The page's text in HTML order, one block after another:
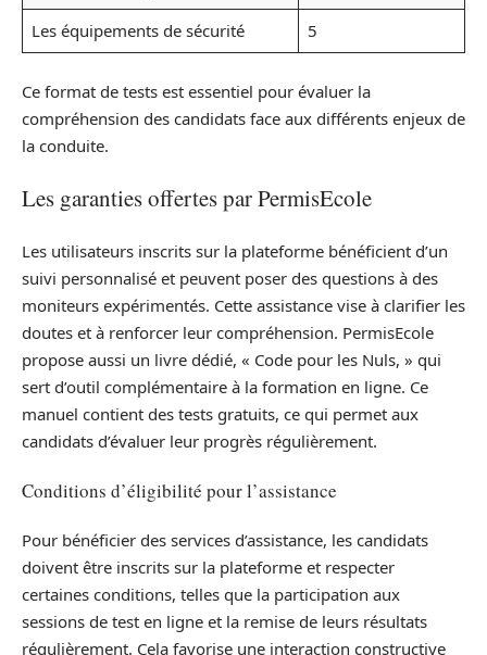
Les équipements de sécurité
5
Ce format de tests est essentiel pour évaluer la
compréhension des candidats face aux différents enjeux de
la conduite.
Les garanties offertes par PermisEcole
Les utilisateurs inscrits sur la plateforme bénéficient d’un
suivi personnalisé et peuvent poser des questions à des
moniteurs expérimentés. Cette assistance vise à clarifier les
doutes et à renforcer leur compréhension. PermisEcole
propose aussi un livre dédié, « Code pour les Nuls, » qui
sert d’outil complémentaire à la formation en ligne. Ce
manuel contient des tests gratuits, ce qui permet aux
candidats d’évaluer leur progrès régulièrement.
Conditions d’éligibilité pour l’assistance
Pour bénéficier des services d’assistance, les candidats
doivent être inscrits sur la plateforme et respecter
certaines conditions, telles que la participation aux
sessions de test en ligne et la remise de leurs résultats
régulièrement. Cela favorise une interaction constructive